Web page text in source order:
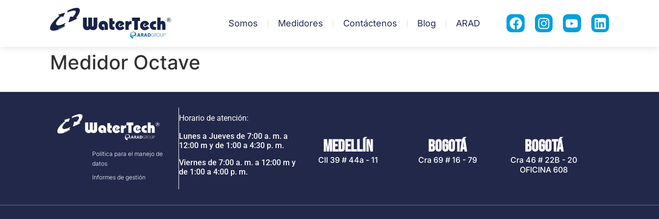
Somos Medidores Contáctenos Blog ARAD
Medidor Octave
Política para el manejo de
datos
Informes de gestión
Horario de atención:
Lunes a Jueves de 7:00 a. m. a
12:00 m y de 1:00 a 4:30 p. m.
Viernes de 7:00 a. m. a 12:00 m y
de 1:00 a 4:00 p. m.
MEDELLÍN
Cll 39 # 44a - 11
BOGOTÁ
Cra 69 # 16 - 79
BOGOTÁ
Cra 46 # 22B - 20
OFICINA 608